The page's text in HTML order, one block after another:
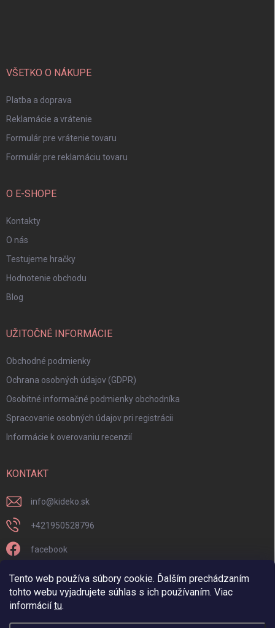
Tento web používa súbory cookie. Ďalším prechádzaním
tohto webu vyjadrujete súhlas s ich používaním. Viac
informáciítu.
VŠETKO O NÁKUPE
Platba a doprava
Reklamácie a vrátenie
Formulár pre vrátenie tovaru
Formulár pre reklamáciu tovaru
O E-SHOPE
Kontakty
O nás
Testujeme hračky
Hodnotenie obchodu
Blog
UŽITOČNÉ INFORMÁCIE
Obchodné podmienky
Ochrana osobných údajov (GDPR)
Osobitné informačné podmienky obchodníka
Spracovanie osobných údajov pri registrácii
Informácie k overovaniu recenzií
KONTAKT
info@kideko.sk
+421950528796
facebook
kideko.sk/